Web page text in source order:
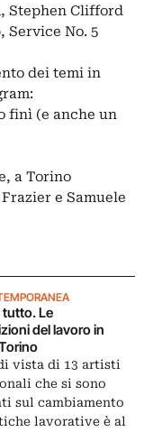
Stephen Clifford
Service No. 5
dei temi in
finì (e anche un
a Torino
e Samuele
Le
del lavoro in
vista di 13 artisti
che si sono
sul cambiamento
lavorative è al